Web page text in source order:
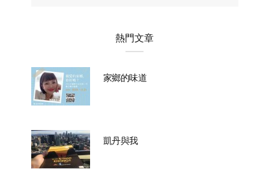
熱門文章
家鄉的味道
凱丹與我